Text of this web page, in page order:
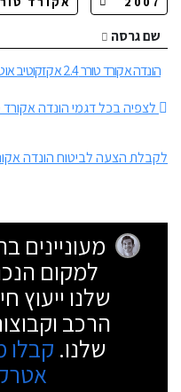
שם גרסה
הונדה אקורד טורר 2.4 אקזקוטיב אוטומט
לצפיה בכל דגמי הונדה
לקבלת הצעה לביטוח הונדה
מעוניינים
למקום
שלנו ייעוץ
הרכב
שלנו. קבלו